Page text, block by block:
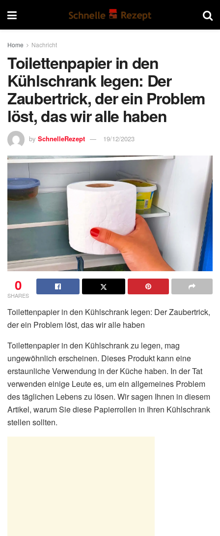
Home Nachricht
Toilettenpapier in den
Kühlschrank legen: Der
Zaubertrick, der ein Problem
löst, das wir alle haben
by SchnelleRezept 19/12/2023
0
SHARES
Toilettenpapier in den Kühlschrank legen: Der Zaubertrick,
der ein Problem löst, das wir alle haben
Toilettenpapier in den Kühlschrank zu legen, mag
ungewöhnlich erscheinen. Dieses Produkt kann eine
erstaunliche Verwendung in der Küche haben. In der Tat
verwenden einige Leute es, um ein allgemeines Problem
des täglichen Lebens zu lösen. Wir sagen Ihnen in diesem
Artikel, warum Sie diese Papierrollen in Ihren Kühlschrank
stellen sollten.